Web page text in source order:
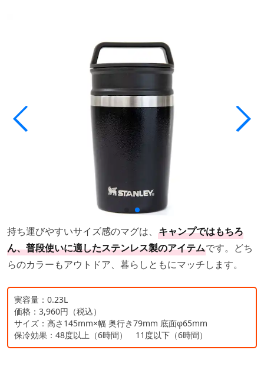
持ち運びやすいサイズ感のマグは、 キャンプではもちろ
ん、普段使いに適したステンレス製のアイテムです。どち
らのカラーもアウトドア、暮らしともにマッチします。
実容量：0.23L
価格：3,960円（税込）
サイズ：高さ145mm×幅 奥行き79mm 底面φ65mm
保冷効果：48度以上（6時間） 11度以下（6時間）